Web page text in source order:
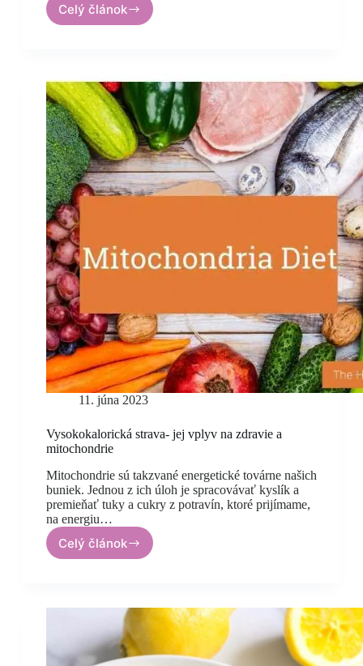
Celý článokStredomorská
vývoj
Alzheimerovej
choroby
11. júna 2023
Vysokokalorická strava- jej vplyv na zdravie a
mitochondrie
Mitochondrie sú takzvané energetické továrne našich
buniek. Jednou z ich úloh je spracovávať kyslík a
premieňať tuky a cukry z potravín, ktoré prijímame,
na energiu…
Celý článokVysokokalorická
na
zdravie
a
mitochondrie